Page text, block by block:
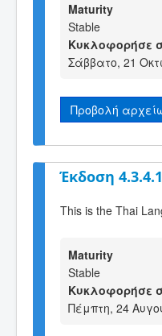
Maturity
Stable
Κυκλοφορήσε
Σάββατο, 21
Προβολή
Έκδοση 4.3.4.1
This is the Thai
Maturity
Stable
Κυκλοφορήσε
Πέμπτη, 24